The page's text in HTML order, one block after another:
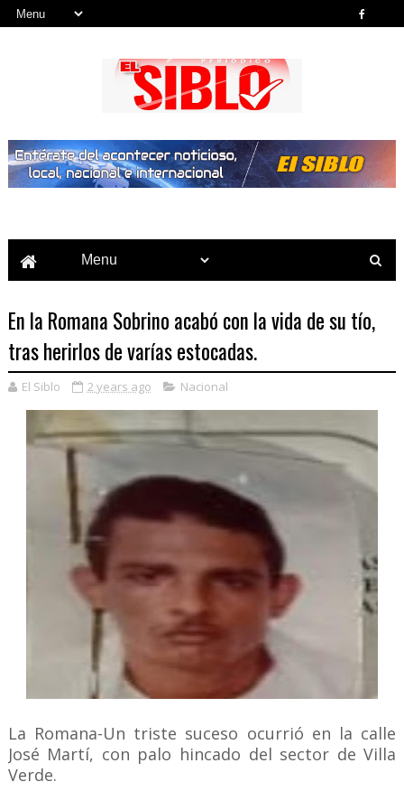
En la Romana Sobrino acabó con la vida de su tío,
tras herirlos de varías estocadas.
El Siblo 2 years ago Nacional
La Romana-Un triste suceso ocurrió en la calle
José Martí, con palo hincado del sector de Villa
Verde.